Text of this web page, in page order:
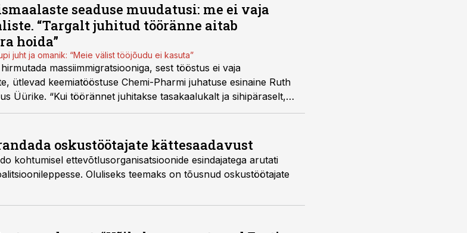
seaduse muudatusi: me ei vaja
“Targalt juhitud tööränne aitab
hoida”
juht ja omanik: “Meie välist tööjõudu ei kasuta”
massiimmigratsiooniga, sest tööstus ei vaja
ütlevad keemiatööstuse Chemi-Pharmi juhatuse esinaine Ruth
Üürike. “Kui töörännet juhitakse tasakaalukalt ja sihipäraselt,
ja hoida ettevõtteid Eestis tugevana,” kinnitas Üürike.
oskustöötajate kättesaadavust
kohtumisel ettevõtlusorganisatsioonide esindajatega arutati
Oluliseks teemaks on tõusnud oskustöötajate